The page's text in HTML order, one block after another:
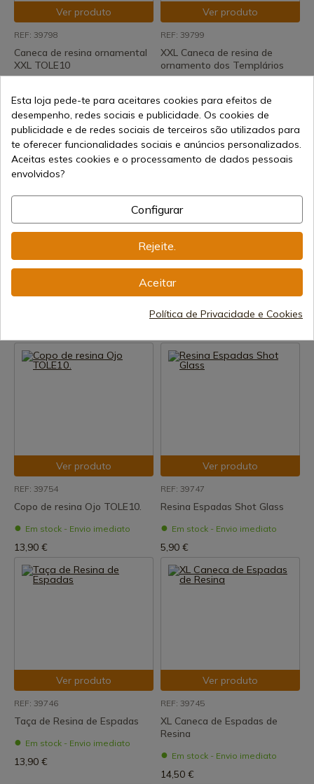
Ver produto
REF: 39798
Caneca de resina ornamental
XXL TOLE10
17,05 €
Ver produto
REF: 39799
XXL Caneca de resina de
ornamento dos Templários
15,50 €
REF: 39756 REF: 39755
Caneca de resina XL Eye
Em stock - Envio imediato
Ver produto
REF: 39754
Copo de resina Ojo TOLE10.
Em stock - Envio imediato
13,90 €
Ver produto
REF: 39747
Resina Espadas Shot Glass
Em stock - Envio imediato
5,90 €
Ver produto
REF: 39746
Taça de Resina de Espadas
Em stock - Envio imediato
13,90 €
Ver produto
REF: 39745
XL Caneca de Espadas de
Resina
Em stock - Envio imediato
14,50 €
Esta loja pede-te para aceitares cookies para efeitos de
desempenho, redes sociais e publicidade. Os cookies de
publicidade e de redes sociais de terceiros são utilizados para
te oferecer funcionalidades sociais e anúncios personalizados.
Aceitas estes cookies e o processamento de dados pessoais
envolvidos?
Configurar
Rejeite.
Aceitar
Política de Privacidade e Cookies